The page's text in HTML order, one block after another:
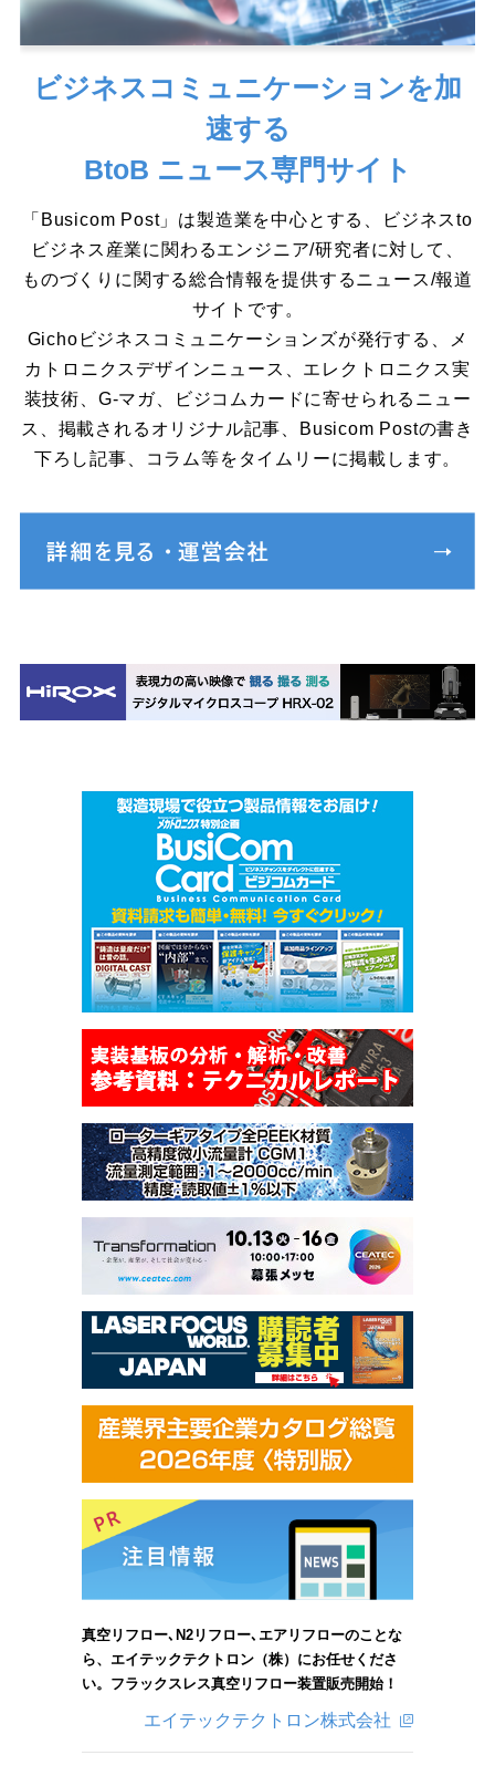
ビジネスコミュニケーションを加
速する
BtoB ニュース専門サイト
「Busicom Post」は製造業を中心とする、ビジネスto
ビジネス産業に関わるエンジニア/研究者に対して、
ものづくりに関する総合情報を提供するニュース/報道
サイトです。
Gichoビジネスコミュニケーションズが発行する、メ
カトロニクスデザインニュース、エレクトロニクス実
装技術、G-マガ、ビジコムカードに寄せられるニュー
ス、掲載されるオリジナル記事、Busicom Postの書き
下ろし記事、コラム等をタイムリーに掲載します。
真空リフロー､N2リフロー､エアリフローのことな
ら、エイテックテクトロン（株）にお任せくださ
い。フラックスレス真空リフロー装置販売開始！
エイテックテクトロン株式会社